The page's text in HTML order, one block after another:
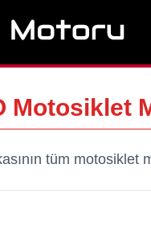
Motosiklet
tüm motosiklet